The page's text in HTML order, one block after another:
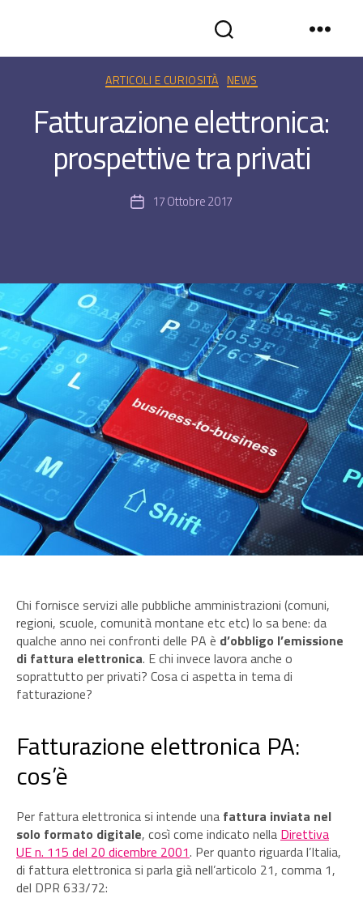
BLOG
Gestionale
assistenza
tecnica
in
Categorie
ARTICOLI E CURIOSITÀ NEWS
Fatturazione elettronica:
prospettive tra privati
Data17 Ottobre 2017
Chi fornisce servizi alle pubbliche amministrazioni (comuni,
regioni, scuole, comunità montane etc etc) lo sa bene: da
qualche anno nei confronti delle PA è d’obbligo l’emissione
di fattura elettronica. E chi invece lavora anche o
soprattutto per privati? Cosa ci aspetta in tema di
fatturazione?
Fatturazione elettronica PA:
cos’è
Per fattura elettronica si intende una fattura inviata nel
solo formato digitale, così come indicato nella Direttiva
UE n. 115 del 20 dicembre 2001. Per quanto riguarda l’Italia,
di fattura elettronica si parla già nell’articolo 21, comma 1,
del DPR 633/72: